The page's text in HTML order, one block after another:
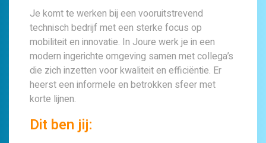
Je komt te werken bij een vooruitstrevend
technisch bedrijf met een sterke focus op
mobiliteit en innovatie. In Joure werk je in een
modern ingerichte omgeving samen met collega’s
die zich inzetten voor kwaliteit en efficiëntie. Er
heerst een informele en betrokken sfeer met
korte lijnen.
Dit ben jij: